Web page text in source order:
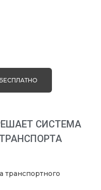
СИСТЕМА
транспортного